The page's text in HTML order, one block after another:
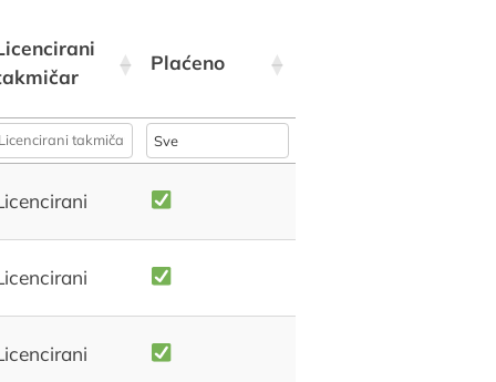
Plaćeno